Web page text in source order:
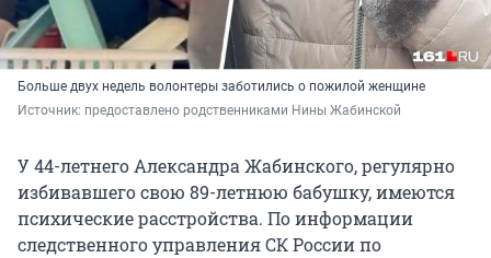
Больше двух недель волонтеры заботились о пожилой женщине
Источник: предоставлено родственниками Нины Жабинской
У 44-летнего Александра Жабинского, регулярно
избивавшего свою 89-летнюю бабушку, имеются
психические расстройства. По информации
следственного управления СК России по